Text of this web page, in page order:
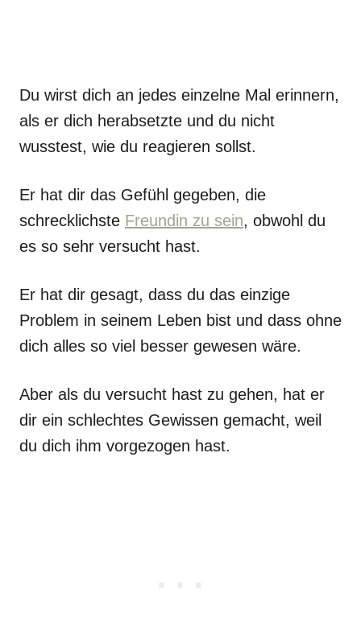
Du wirst dich an jedes einzelne Mal erinnern,
als er dich herabsetzte und du nicht
wusstest, wie du reagieren sollst.
Er hat dir das Gefühl gegeben, die
schrecklichste Freundin zu sein, obwohl du
es so sehr versucht hast.
Er hat dir gesagt, dass du das einzige
Problem in seinem Leben bist und dass ohne
dich alles so viel besser gewesen wäre.
Aber als du versucht hast zu gehen, hat er
dir ein schlechtes Gewissen gemacht, weil
du dich ihm vorgezogen hast.